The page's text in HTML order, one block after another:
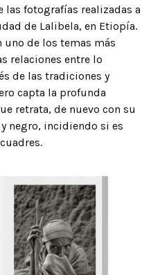
las fotografías realizadas a
de Lalibela, en Etiopía.
uno de los temas más
relaciones entre lo
de las tradiciones y
capta la profunda
retrata, de nuevo con su
negro, incidiendo si es